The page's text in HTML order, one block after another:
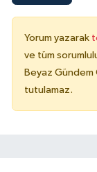
Yorum yazarak
ve tüm
Beyaz
tutulamaz.